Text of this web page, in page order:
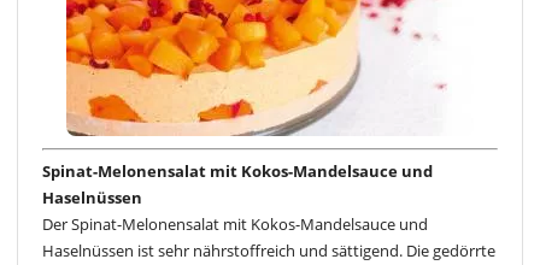
Spinat-Melonensalat mit Kokos-Mandelsauce und
Haselnüssen
Der Spinat-Melonensalat mit Kokos-Mandelsauce und
Haselnüssen ist sehr nährstoffreich und sättigend. Die gedörrte